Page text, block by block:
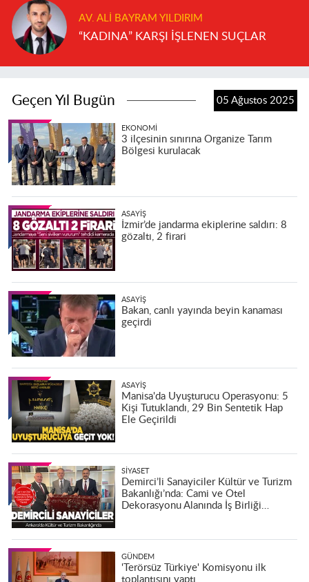
AV. ALI BAYRAM YILDIRIM
“KADINA” KARŞI İŞLENEN SUÇLAR
Geçen Yıl Bugün 05 Ağustos 2025
EKONOMI
3 ilçesinin sınırına Organize Tarım
Bölgesi kurulacak
ASAYIŞ
İzmir’de jandarma ekiplerine saldırı: 8
gözaltı, 2 firari
ASAYIŞ
Bakan, canlı yayında beyin kanaması
geçirdi
ASAYIŞ
Manisa'da Uyuşturucu Operasyonu: 5
Kişi Tutuklandı, 29 Bin Sentetik Hap
Ele Geçirildi
SIYASET
Demirci’li Sanayiciler Kültür ve Turizm
Bakanlığı’nda: Cami ve Otel
Dekorasyonu Alanında İş Birliği
GÜNDEM
'Terörsüz Türkiye' Komisyonu ilk
toplantısını yaptı